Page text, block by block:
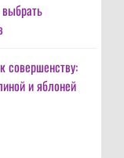
совершенству:
и яблоней